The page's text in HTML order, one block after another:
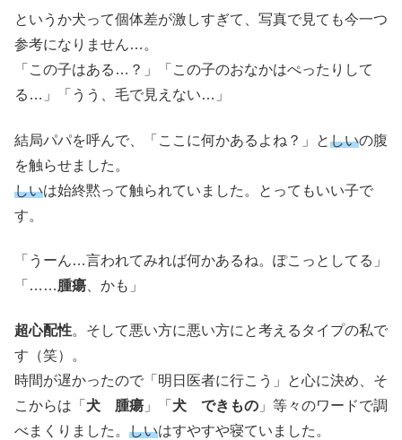
というか犬って個体差が激しすぎて、写真で見ても今一つ
参考になりません…。
「この子はある…？」「この子のおなかはぺったりして
る…」「うう、毛で見えない…」
結局パパを呼んで、「ここに何かあるよね？」としいの腹
を触らせました。
しいは始終黙って触られていました。とってもいい子で
す。
「うーん…言われてみれば何かあるね。ぽこっとしてる」
「……腫瘍 、かも」
超心配性。そして悪い方に悪い方にと考えるタイプの私で
す（笑）。
時間が遅かったので「明日医者に行こう」と心に決め、そ
こからは「 犬 腫瘍 」「 犬 できもの 」等々のワードで調
べまくりました。 しいはすやすや寝ていました。